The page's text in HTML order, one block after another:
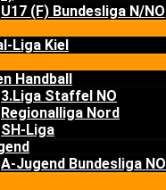
U17 (F) Bundesliga N/NO
Liga Kiel
Handball
3.Liga Staffel NO
Regionalliga Nord
SH-Liga
A-Jugend Bundesliga NO